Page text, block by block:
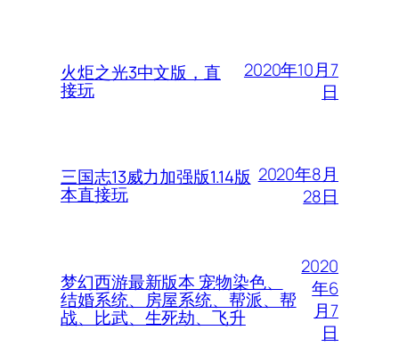
火炬之光3中文版，直
接玩
2020年10月7
日
三国志13威力加强版1.14版
本直接玩
2020年8月
28日
梦幻西游最新版本 宠物染色、
结婚系统、房屋系统、帮派、帮
战、比武、生死劫、飞升
2020
年6
月7
日